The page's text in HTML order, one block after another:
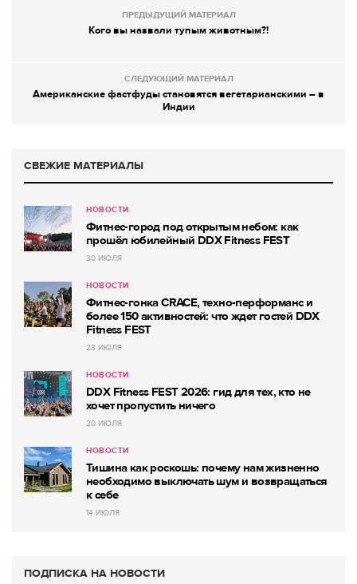
ПРЕДЫДУЩИЙ МАТЕРИАЛ
Кого вы назвали тупым животным?!
СЛЕДУЮЩИЙ МАТЕРИАЛ
Американские фастфуды становятся вегетарианскими – в
Индии
СВЕЖИЕ МАТЕРИАЛЫ
НОВОСТИ
Фитнес-город под открытым небом: как
прошёл юбилейный DDX Fitness FEST
30 ИЮЛЯ
НОВОСТИ
Фитнес-гонка CRACE, техно-перформанс и
более 150 активностей: что ждет гостей DDX
Fitness FEST
23 ИЮЛЯ
НОВОСТИ
DDX Fitness FEST 2026: гид для тех, кто не
хочет пропустить ничего
20 ИЮЛЯ
НОВОСТИ
Тишина как роскошь: почему нам жизненно
необходимо выключать шум и возвращаться
к себе
14 ИЮЛЯ
ПОДПИСКА НА НОВОСТИ